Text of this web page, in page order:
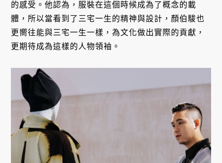
的感受。他認為，服裝在這個時候成為了概念的載
體，所以當看到了三宅一生的精神與設計，顏伯駿也
更嚮往能與三宅一生一樣，為文化做出實際的貢獻，
更期待成為這樣的人物領袖。